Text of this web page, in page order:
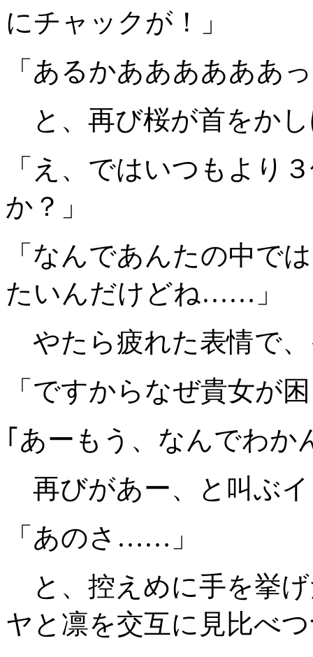
にチャックが！」
「あるかああああああ
と、再び桜が首をか
「え、ではいつもより
か？」
「なんであんたの中で
たいんだけどね……」
やたら疲れた表情で
「ですからなぜ貴女が
｢あーもう、なんでわか
再びがあー、と叫ぶ
「あのさ……」
と、控えめに手を挙
ヤと凛を交互に見比べ